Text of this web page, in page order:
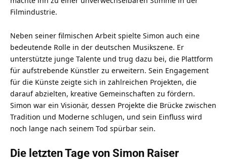
Filmindustrie.
Neben seiner filmischen Arbeit spielte Simon auch eine
bedeutende Rolle in der deutschen Musikszene. Er
unterstützte junge Talente und trug dazu bei, die Plattform
für aufstrebende Künstler zu erweitern. Sein Engagement
für die Künste zeigte sich in zahlreichen Projekten, die
darauf abzielten, kreative Gemeinschaften zu fördern.
Simon war ein Visionär, dessen Projekte die Brücke zwischen
Tradition und Moderne schlugen, und sein Einfluss wird
noch lange nach seinem Tod spürbar sein.
Die letzten Tage von Simon Raiser